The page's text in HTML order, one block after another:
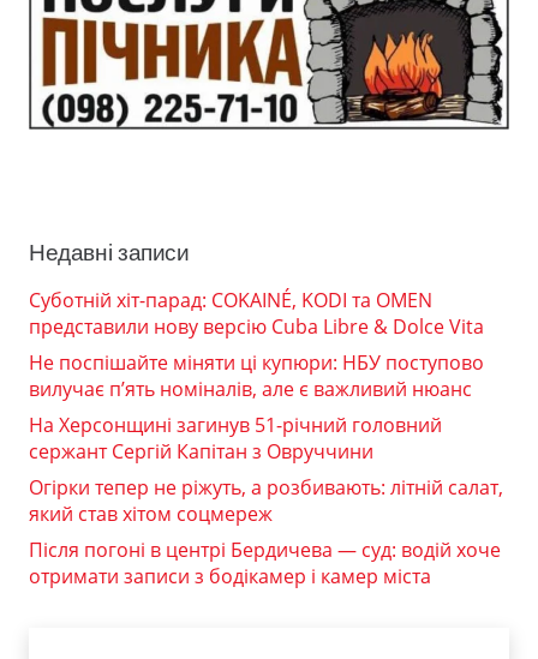
Недавні записи
Суботній хіт-парад: COKAINÉ, KODI та OMEN
представили нову версію Cuba Libre & Dolce Vita
Не поспішайте міняти ці купюри: НБУ поступово
вилучає п’ять номіналів, але є важливий нюанс
На Херсонщині загинув 51-річний головний
сержант Сергій Капітан з Овруччини
Огірки тепер не ріжуть, а розбивають: літній салат,
який став хітом соцмереж
Після погоні в центрі Бердичева — суд: водій хоче
отримати записи з бодікамер і камер міста